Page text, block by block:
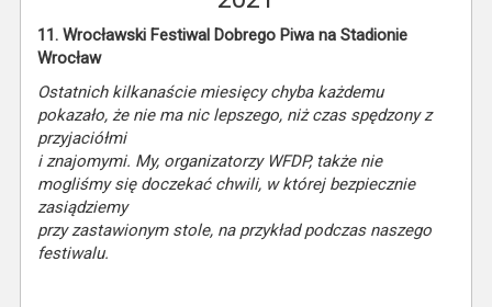
11. Wrocławski Festiwal Dobrego Piwa na Stadionie
Wrocław
Ostatnich kilkanaście miesięcy chyba każdemu
pokazało, że nie ma nic lepszego, niż czas spędzony z
przyjaciółmi
i znajomymi. My, organizatorzy WFDP, także nie
mogliśmy się doczekać chwili, w której bezpiecznie
zasiądziemy
przy zastawionym stole, na przykład podczas naszego
festiwalu.